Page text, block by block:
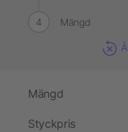
Mängd
Mängd
Styckpris